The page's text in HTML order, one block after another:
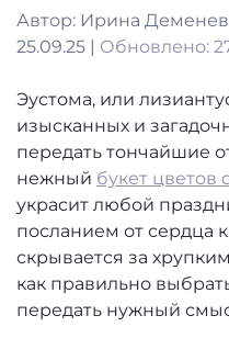
Автор: Ирина
25.09.25 | Обновлено:
Эустома, или
изысканных и
передать тончайшие
нежный букет цветов
украсит любой
посланием от сердца
скрывается за
как правильно
передать нужный